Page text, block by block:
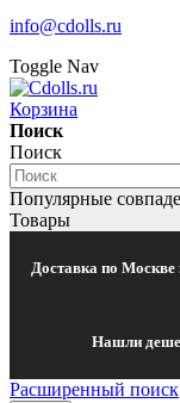
info@cdolls.ru
Toggle Nav
Корзина
Поиск
Поиск
Популярные
Товары
Доставка по Москве
Нашли
Расширенный поиск